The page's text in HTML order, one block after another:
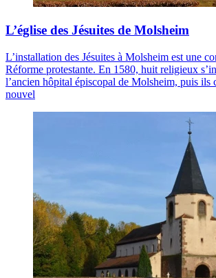
L’église des Jésuites de Molsheim
L’installation des Jésuites à Molsheim est une
Réforme protestante. En 1580, huit religieux
l’ancien hôpital épiscopal de Molsheim, puis ils
nouvel